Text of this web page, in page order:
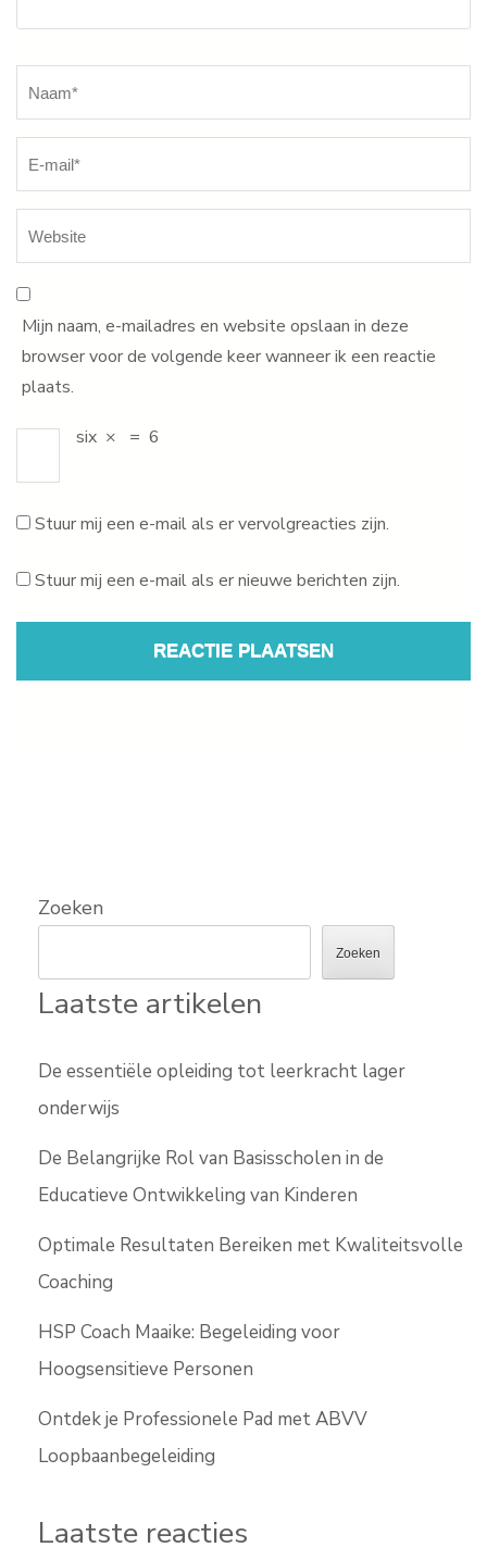
Mijn naam, e-mailadres en website opslaan in deze
browser voor de volgende keer wanneer ik een reactie
plaats.
six × = 6
Stuur mij een e-mail als er vervolgreacties zijn.
Stuur mij een e-mail als er nieuwe berichten zijn.
Zoeken
Zoeken
Laatste artikelen
De essentiële opleiding tot leerkracht lager
onderwijs
De Belangrijke Rol van Basisscholen in de
Educatieve Ontwikkeling van Kinderen
Optimale Resultaten Bereiken met Kwaliteitsvolle
Coaching
HSP Coach Maaike: Begeleiding voor
Hoogsensitieve Personen
Ontdek je Professionele Pad met ABVV
Loopbaanbegeleiding
Laatste reacties